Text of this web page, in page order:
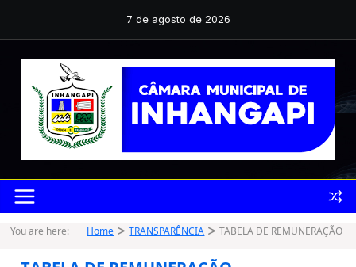
conteúdo
7 de agosto de 2026
You are here: Home TRANSPARÊNCIA TABELA DE REMUNERAÇÃO